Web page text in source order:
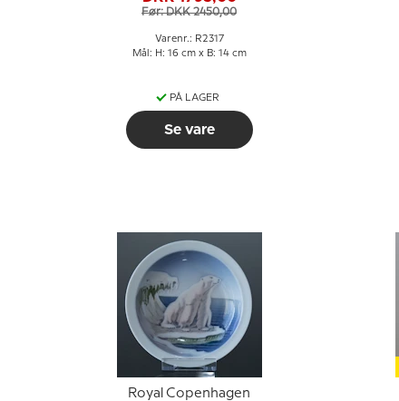
Før: DKK 2450,00
Varenr.: R2317
Mål: H: 16 cm x B: 14 cm
PÅ LAGER
Se vare
Royal Copenhagen